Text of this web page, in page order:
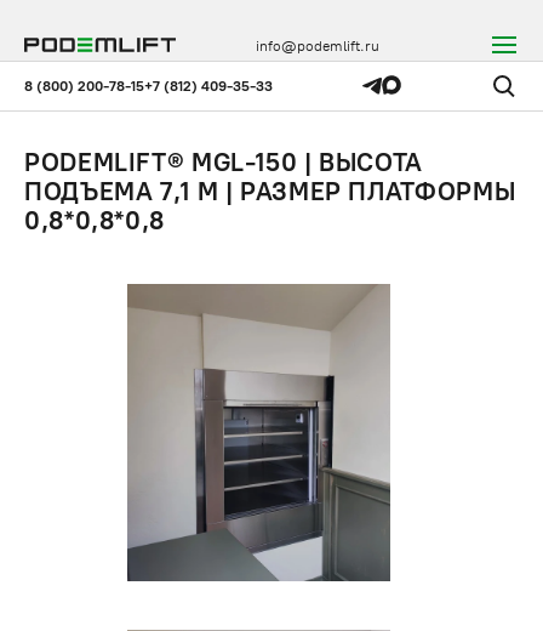
8 (800) 200-78-15+7 (812) 409-35-33
info@podemlift.ru
PODEMLIFT® MGL-150 | ВЫСОТА
ПОДЪЕМА 7,1 М | РАЗМЕР ПЛАТФОРМЫ
0,8*0,8*0,8